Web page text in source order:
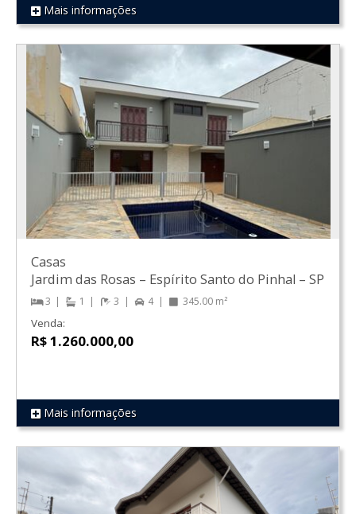
REF 195
Mais informações
REF 163
Casas
Jardim das Rosas – Espírito Santo do Pinhal – SP
3 1 3 4 345.00 m²
Venda:
R$ 1.260.000,00
Mais informações